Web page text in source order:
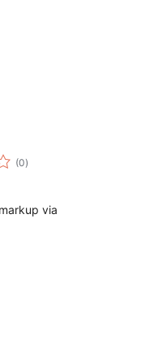
(0एकूण
मूल्यांकन
)
via